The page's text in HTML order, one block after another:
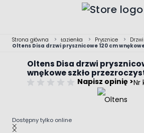
Strona główna > Łazienka > Prysznice >
Oltens Disa drzwi prysznicowe 120 cm
Oltens Disa drzwi
wnękowe szkło
Napisz opinię >Nr
Dostępny tylko online
Main image
Click to view image in fullscreen